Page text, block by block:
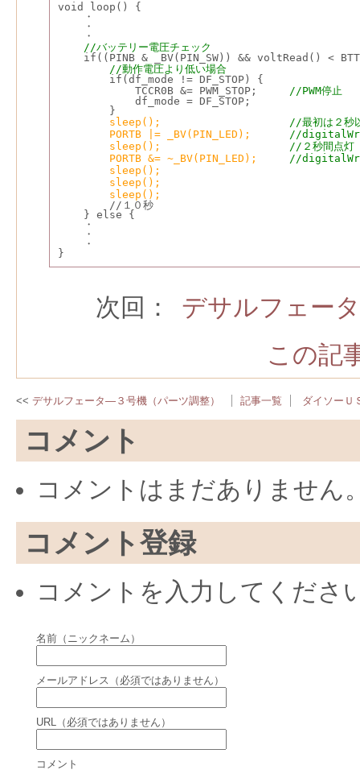
void loop() {
    ・
    ・
    ・
//バッテリー電圧チェック
if((PINB & _BV(PIN_SW)) && voltRead() <
//動作電圧より低い場合
if(df_mode != DF_STOP) {
TCCR0B &= PWM_STOP; //PWM停止
df_mode = DF_STOP;
}
sleep();
//最初は２秒
PORTB |= _BV(PIN_LED);
//
sleep();
//２秒間点灯
PORTB &= ~_BV(PIN_LED);
//
sleep();
sleep();
sleep();
//１０秒
    } else {
    ・
    ・
    ・
}
次回：
デサルフェー
この記
デサルフェータ―３号機（パーツ調整） 記事一覧 ダイソーＵ
コメント
コメントはまだありません
コメント登録
コメントを入力してくださ
名前（ニックネーム）
メールアドレス（必須ではありません）
URL（必須ではありません）
コメント